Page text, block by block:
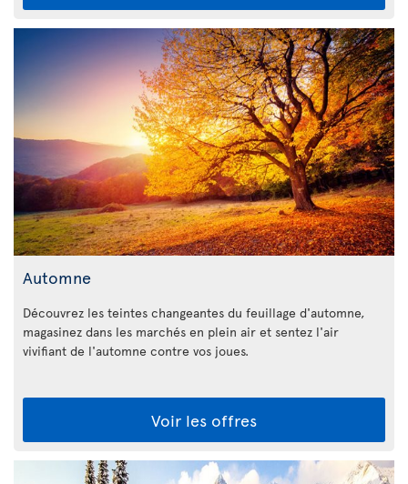
Automne
Découvrez les teintes changeantes du feuillage d'automne,
magasinez dans les marchés en plein air et sentez l'air
vivifiant de l'automne contre vos joues.
Voir les offres